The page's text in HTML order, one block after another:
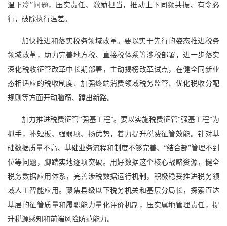
温下冷”问题，压实责任、激励担当，推动上下同频共振、有令必
行，破除执行温差。
加快推进和落实税务领域改革。要以实干先行的姿态推进税务
领域改革，助力完善地方税、直接税体系等涉税部署，进一步落实
深化税收征管改革中长期部署，主动揭榜改革试点，在健全同新业
态相适应的税收制度、加强终端消费领域税务监管、优化税收分配
规则等方面开动脑筋、蹚出新路。
加力推进税费征管“强基工程”。要以实施税费征管“强基工程”为
抓手，补短板、强弱项、扬优势，着力提升税费征管效能。针对基
础数据质量不高、基础业务流程和制度不够完善、“结合部”管理不到
位等问题，脚踏实地逐项突破。用好数据这个核心战略资源，健全
税务数据应用体系，完善涉税数据运行机制，积极稳妥推进税务领
域人工智能应用。聚焦县级以下税务机关和基层分局长，探索直达
基层的征管质量和履职能力量化评价机制，压实属地管理责任，提
升税源感知和前端风险防范能力。